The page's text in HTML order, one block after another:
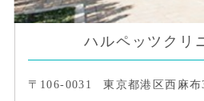
ハルペッツクリ
〒106-0031 東京都港区西麻